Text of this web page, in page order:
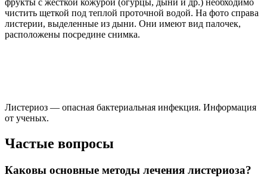
чистить щеткой под теплой проточной водой. На фото справа
листерии, выделенные из дыни. Они имеют вид палочек,
расположены посредине снимка.
Листериоз — опасная бактериальная инфекция. Информация
от ученых.
Частые вопросы
Каковы основные методы лечения листериоза?